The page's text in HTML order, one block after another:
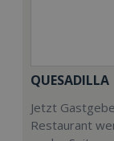
QUESADILLA
Jetzt
Restaurant